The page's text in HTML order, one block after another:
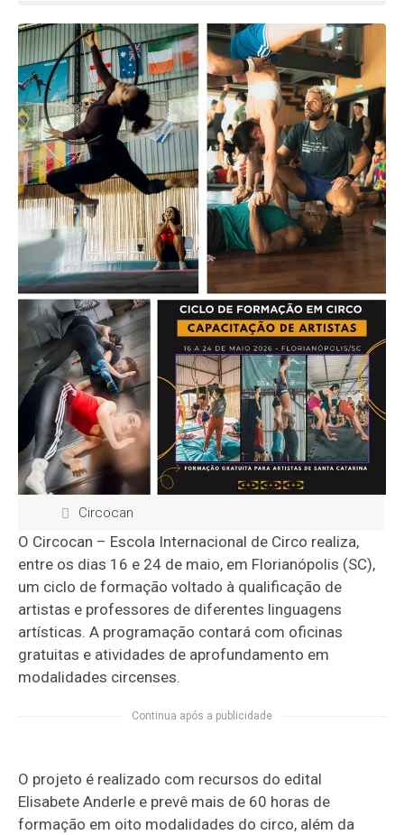
Circocan
O Circocan – Escola Internacional de Circo realiza,
entre os dias 16 e 24 de maio, em Florianópolis (SC),
um ciclo de formação voltado à qualificação de
artistas e professores de diferentes linguagens
artísticas. A programação contará com oficinas
gratuitas e atividades de aprofundamento em
modalidades circenses.
Continua após a publicidade
O projeto é realizado com recursos do edital
Elisabete Anderle e prevê mais de 60 horas de
formação em oito modalidades do circo, além da